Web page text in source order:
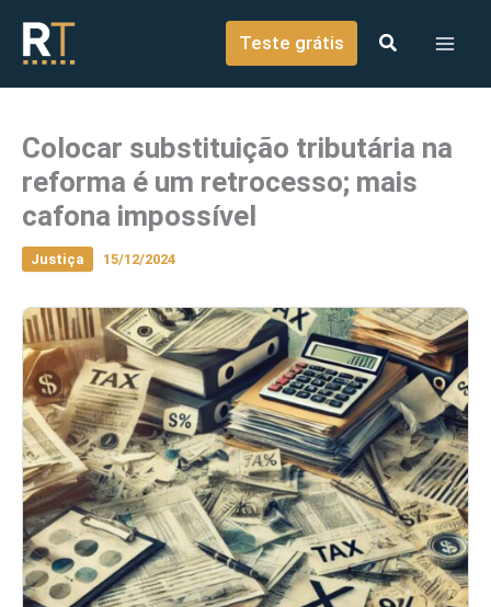
conteúdo
Teste grátis
Colocar substituição tributária na
reforma é um retrocesso; mais
cafona impossível
Justiça 15/12/2024